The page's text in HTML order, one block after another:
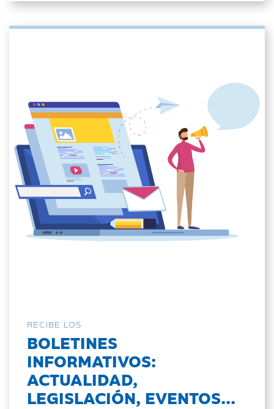
RECIBE LOS
BOLETINES
INFORMATIVOS:
ACTUALIDAD,
LEGISLACIÓN, EVENTOS...